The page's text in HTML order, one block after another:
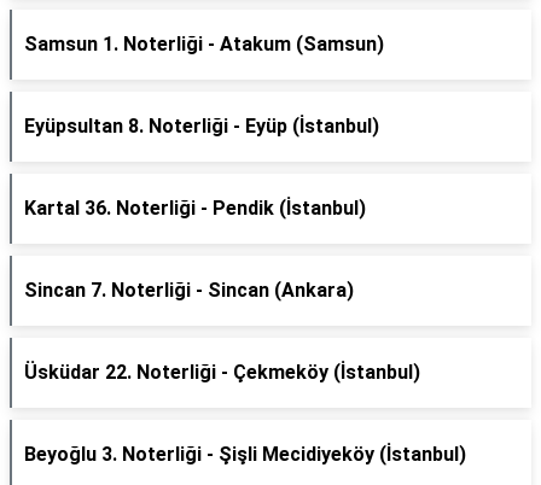
Samsun 1. Noterliği - Atakum (Samsun)
Eyüpsultan 8. Noterliği - Eyüp (İstanbul)
Kartal 36. Noterliği - Pendik (İstanbul)
Sincan 7. Noterliği - Sincan (Ankara)
Üsküdar 22. Noterliği - Çekmeköy (İstanbul)
Beyoğlu 3. Noterliği - Şişli Mecidiyeköy (İstanbul)